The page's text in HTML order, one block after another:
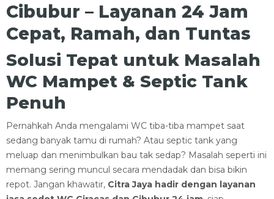
Cibubur – Layanan 24 Jam
Cepat, Ramah, dan Tuntas
Solusi Tepat untuk Masalah
WC Mampet & Septic Tank
Penuh
Pernahkah Anda mengalami WC tiba-tiba mampet saat
sedang banyak tamu di rumah? Atau septic tank yang
meluap dan menimbulkan bau tak sedap? Masalah seperti ini
memang sering muncul secara mendadak dan bisa bikin
repot. Jangan khawatir, Citra Jaya hadir dengan layanan